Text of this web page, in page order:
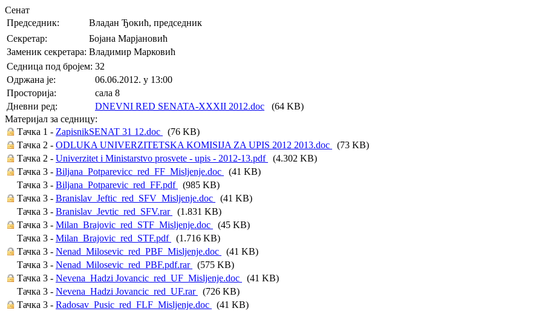
Сенат
Председник:
Владан Ђокић, председник
Секретар:
Бојана Марјановић
Заменик секретара: Владимир Марковић
Седница под бројем: 32
Oдржана je:
06.06.2012. у 13:00
Просторија:
сала 8
Дневни ред:
DNEVNI RED SENATA-XXXII 2012.doc (64 KB)
Материјал за седницу:
Тачка 1 - ZapisnikSENAT 31 12.doc
(76 KB)
Тачка 2 - ODLUKA UNIVERZITETSKA KOMISIJA ZA UPIS 2012 2013.doc
(73 KB)
Тачка 2 - Univerzitet i Ministarstvo prosvete - upis - 2012-13.pdf
(4.302 KB)
Тачка 3 - Biljana_Potparevicc_red_FF_Misljenje.doc
(41 KB)
Тачка 3 - Biljana_Potparevic_red_FF.pdf
(985 KB)
Тачка 3 - Branislav_Jeftic_red_SFV_Misljenje.doc
(41 KB)
Тачка 3 - Branislav_Jevtic_red_SFV.rar
(1.831 KB)
Тачка 3 - Milan_Brajovic_red_STF_Misljenje.doc
(45 KB)
Тачка 3 - Milan_Brajovic_red_STF.pdf
(1.716 KB)
Тачка 3 - Nenad_Milosevic_red_PBF_Misljenje.doc
(41 KB)
Тачка 3 - Nenad_Milosevic_red_PBF.pdf.rar
(575 KB)
Тачка 3 - Nevena_Hadzi Jovancic_red_UF_Misljenje.doc
(41 KB)
Тачка 3 - Nevena_Hadzi Jovancic_red_UF.rar
(726 KB)
Тачка 3 - Radosav_Pusic_red_FLF_Misljenje.doc
(41 KB)